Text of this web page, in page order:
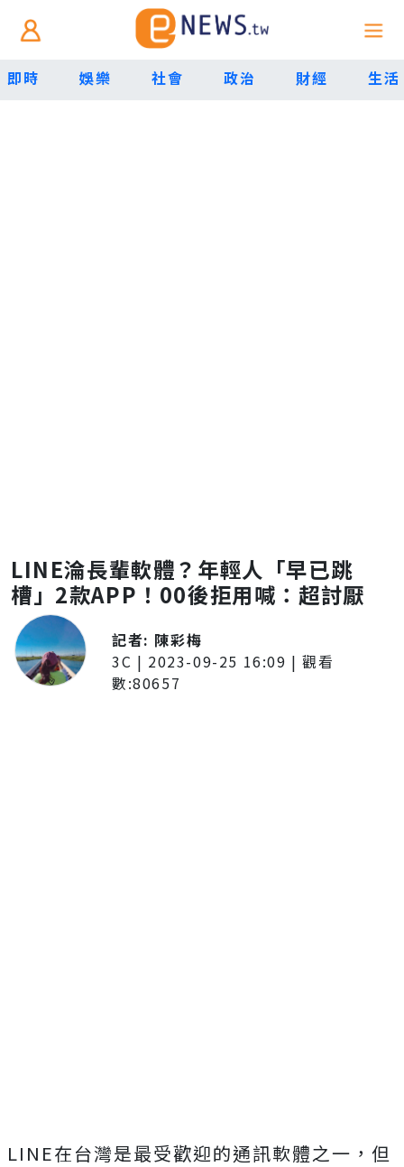
即時 娛樂 社會 政治 財經 生活
LINE淪長輩軟體？年輕人「早已跳
槽」2款APP！00後拒用喊：超討厭
記者: 陳彩梅
3C | 2023-09-25 16:09 | 觀看
數:80657
LINE在台灣是最受歡迎的通訊軟體之一，但